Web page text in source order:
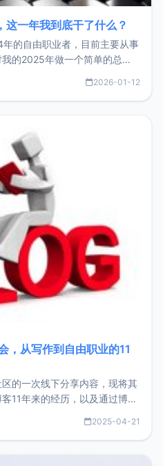
一年我到底干了什么？
的自由职业者，目前主要从事
的2025年做一个简单的总
，2026年不求突破，但求保
2026-01-12
，从写作到自由职业的11
的一次线下分享内容，现将其
11年来的经历，以及通过博客
数据和产品现状。自我介绍大
2025-04-21